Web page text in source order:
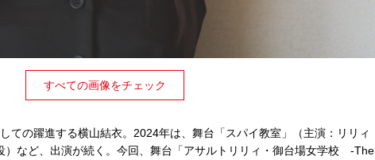
すべての画像をチェック
ての躍進する横山結衣。2024年は、舞台「スパイ教室」（主演：リリィ
）など、出演が続く。今回、舞台「アサルトリリィ・御台場女学校 -The